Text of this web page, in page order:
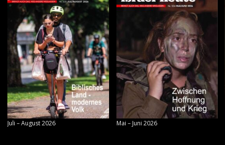
Juli – August 2026 Mai – Juni 2026